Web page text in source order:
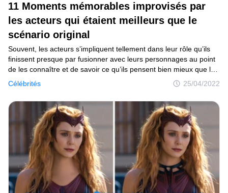
11 Moments mémorables improvisés par
les acteurs qui étaient meilleurs que le
scénario original
Célébrités 25/04/2022
Souvent, les acteurs s’impliquent tellement dans leur rôle qu’ils
finissent presque par fusionner avec leurs personnages au point
de les connaître et de savoir ce qu’ils pensent bien mieux que les
scénaristes. Il est donc normal, surtout lorsqu’il s’agit d’acteurs
expérimentés, qu’ils improvisent certaines répliques ou qu’ils
donnent leurs préférences aux réalisateurs ou aux scénaristes.